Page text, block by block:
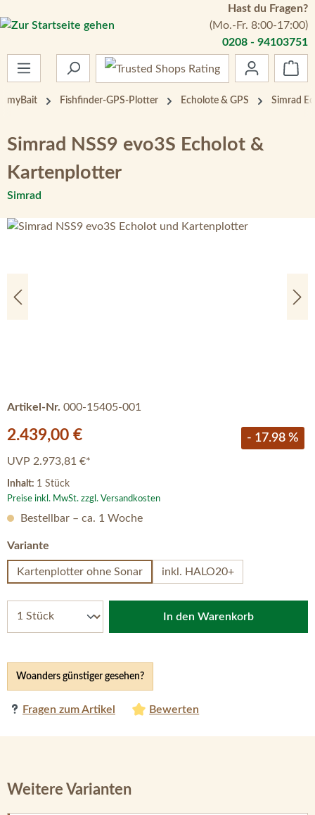
Zum Hauptinhalt springen
Hast du Fragen?
(Mo.-Fr. 8:00-17:00)
0208 - 94103751
myBait Fishfinder-GPS-Plotter Echolote & GPS Simrad
Simrad NSS9 evo3S Echolot &
Kartenplotter
Simrad
Bildergalerie überspringen
Artikel-Nr. 000-15405-001
Verkaufspreis:
2.439,00 € - 17.98 %
UVP 2.973,81 €*
Inhalt: 1 Stück
Preise inkl. MwSt. zzgl. Versandkosten
Woanders günstiger gesehen?
Fragen zum Artikel Bewerten
Bestellbar – ca. 1 Woche
Variante
Kartenplotter ohne Sonar inkl. HALO20+
In den Warenkorb
Weitere Varianten